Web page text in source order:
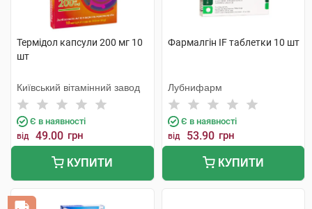
Термідол капсули 200 мг 10
шт
Київський вітамінний завод
Є в наявності
від 49.00 грн
КУПИТИ
Фармалгін IF таблетки 10 шт
Лубнифарм
Є в наявності
від 53.90 грн
КУПИТИ